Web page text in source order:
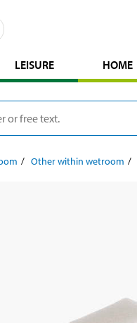
LEISURE HOME
Other within wetroom